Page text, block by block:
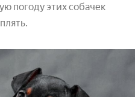
погоду этих собачек